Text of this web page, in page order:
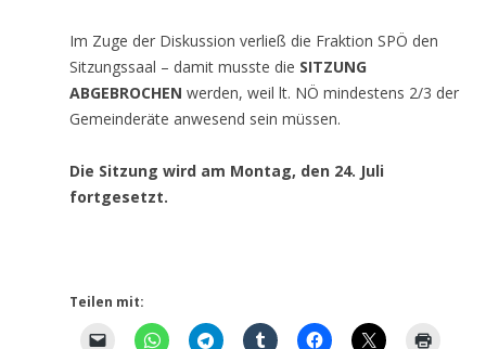
Im Zuge der Diskussion verließ die Fraktion SPÖ den
Sitzungssaal – damit musste die SITZUNG
ABGEBROCHEN werden, weil lt. NÖ mindestens 2/3 der
Gemeinderäte anwesend sein müssen.
Die Sitzung wird am Montag, den 24. Juli
fortgesetzt.
Teilen mit: